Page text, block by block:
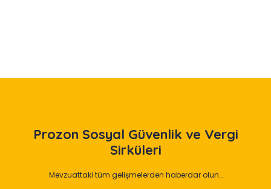
Prozon Sosyal Güvenlik ve Vergi
Sirküleri
Mevzuattaki tüm gelişmelerden haberdar olun…